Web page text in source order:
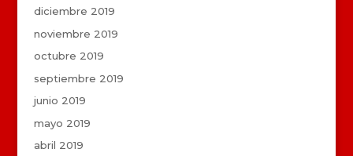
diciembre 2019
noviembre 2019
octubre 2019
septiembre 2019
junio 2019
mayo 2019
abril 2019